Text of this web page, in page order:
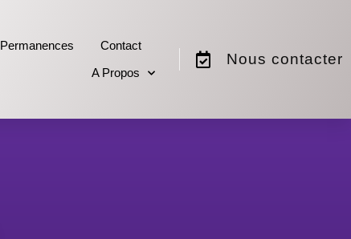
Permanences
Contact
A Propos
Nous contacter